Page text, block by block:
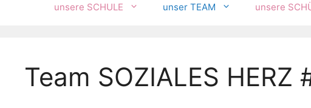
unsere SCHULE unser TEAM unsere
Team SOZIALES HERZ